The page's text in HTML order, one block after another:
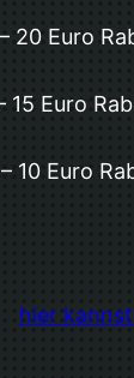
20 Euro
15 Euro
10 Euro
hier